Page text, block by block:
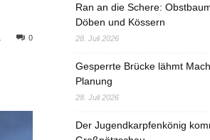
0
Ran an die Schere:
Döben und Kössern
28. Juli 2026
Gesperrte Brücke lähmt
Planung
28. Juli 2026
Der Jugendkarpfenkönig